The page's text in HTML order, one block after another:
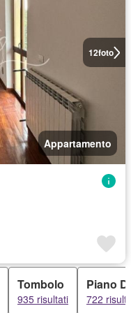
12foto
Appartamento
Tombolo
935 risultati
Piano
722